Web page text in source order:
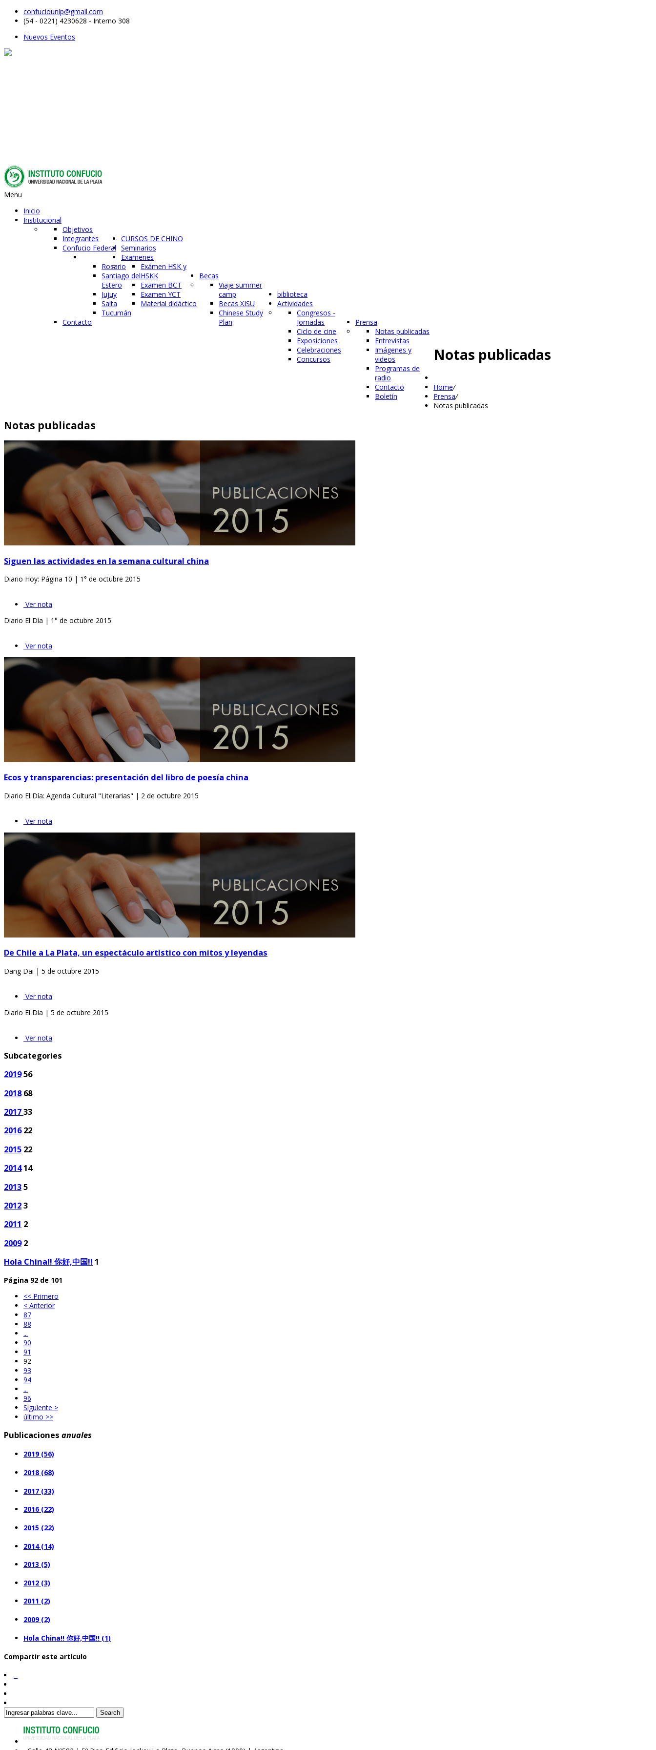
confuciounlp@gmail.com
(54 - 0221) 4230628 - Interno 308
Nuevos Eventos
Menu
Inicio
Institucional
Objetivos
Integrantes
Confucio Federal
Rosario
Santiago del
Estero
Jujuy
Salta
Tucumán
Contacto
CURSOS DE CHINO
Seminarios
Examenes
Exámen HSK y
HSKK
Examen BCT
Examen YCT
Material didáctico
Becas
Viaje summer
camp
Becas XISU
Chinese Study
Plan
biblioteca
Actividades
Congresos -
Jornadas
Ciclo de cine
Exposiciones
Celebraciones
Concursos
Prensa
Notas publicadas
Entrevistas
Imágenes y
videos
Programas de
radio
Contacto
Boletín
Notas publicadas
Home/
Prensa/
Notas publicadas
Notas publicadas
Siguen las actividades en la semana cultural china
Diario Hoy: Página 10 | 1° de octubre 2015
Ver nota
Diario El Día | 1° de octubre 2015
Ver nota
Ecos y transparencias: presentación del libro de poesía china
Diario El Día: Agenda Cultural "Literarias" | 2 de octubre 2015
Ver nota
De Chile a La Plata, un espectáculo artístico con mitos y leyendas
Dang Dai | 5 de octubre 2015
Ver nota
Diario El Día | 5 de octubre 2015
Ver nota
Subcategories
201956
2018 68
201733
2016 22
2015 22
201414
20135
20123
2011 2
2009 2
Hola China!! 你好,中国!! 1
Página 92 de 101
<< Primero
< Anterior
87
88
...
90
91
92
93
94
...
96
Siguiente >
último >>
Publicaciones anuales
2019 (56)
2018 (68)
2017 (33)
2016 (22)
2015 (22)
2014 (14)
2013 (5)
2012 (3)
2011 (2)
2009 (2)
Hola China!! 你好,中国!! (1)
Compartir este artículo
Search